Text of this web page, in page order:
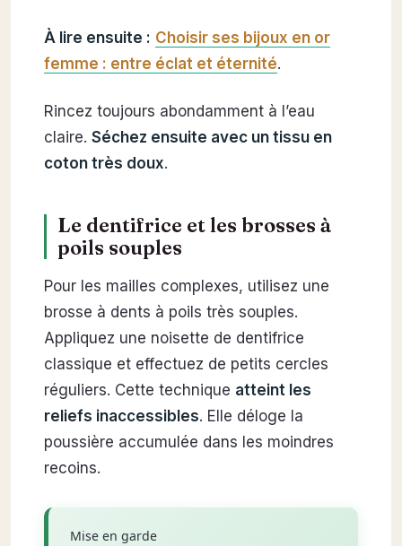
À lire ensuite : Choisir ses bijoux en or
femme : entre éclat et éternité.
Rincez toujours abondamment à l’eau
claire. Séchez ensuite avec un tissu en
coton très doux.
Le dentifrice et les brosses à
poils souples
Pour les mailles complexes, utilisez une
brosse à dents à poils très souples.
Appliquez une noisette de dentifrice
classique et effectuez de petits cercles
réguliers. Cette technique atteint les
reliefs inaccessibles. Elle déloge la
poussière accumulée dans les moindres
recoins.
Mise en garde